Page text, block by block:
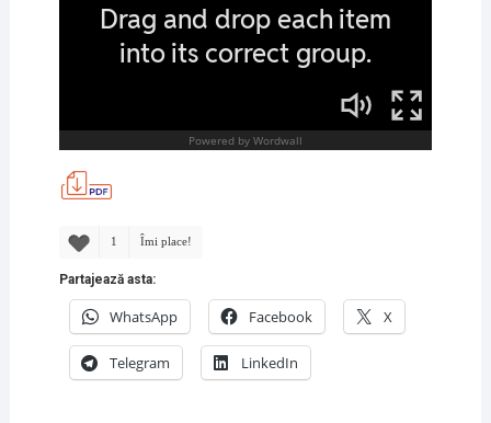
1 Îmi place!
Partajează asta:
WhatsApp Facebook X
Telegram LinkedIn